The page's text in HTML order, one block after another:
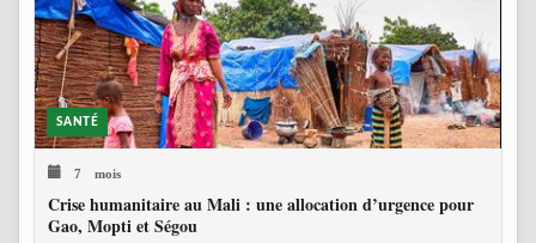
SANTÉ
7 mois
Crise humanitaire au Mali : une allocation d’urgence pour
Gao, Mopti et Ségou